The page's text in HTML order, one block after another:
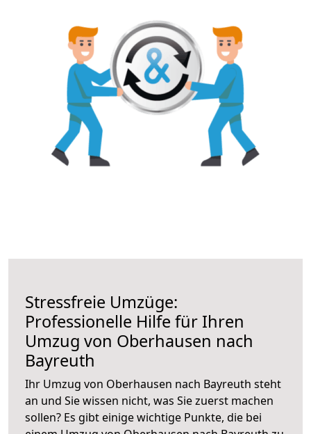
Stressfreie Umzüge:
Professionelle Hilfe für Ihren
Umzug von Oberhausen nach
Bayreuth
Ihr Umzug von Oberhausen nach Bayreuth steht
an und Sie wissen nicht, was Sie zuerst machen
sollen? Es gibt einige wichtige Punkte, die bei